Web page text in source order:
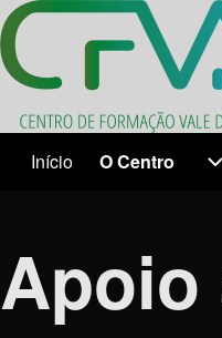
Temas
Início O Centro
Apoio